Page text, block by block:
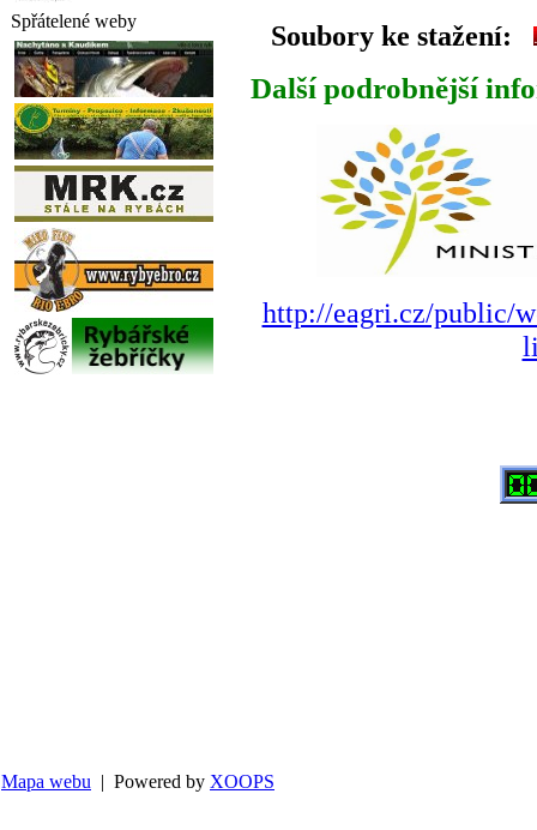
Spřátelené weby
Soubory ke stažení:
Další podrobnější
http://eagri.cz/public/
Mapa webu | Powered by XOOPS